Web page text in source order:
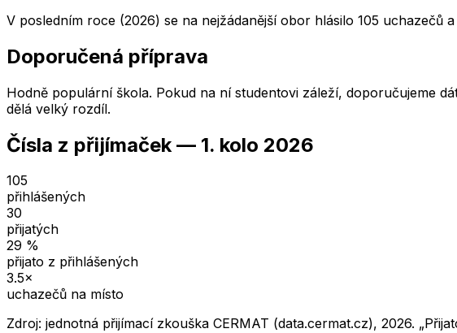
V posledním roce (2026) se na nejžádanější obor hlásilo 105
Doporučená příprava
Hodně populární škola. Pokud na ní studentovi záleží, doporučujeme
dělá velký rozdíl.
Čísla z přijímaček — 1. kolo 2026
105
přihlášených
30
přijatých
29 %
přijato z přihlášených
3.5×
uchazečů na místo
Zdroj: jednotná přijímací zkouška CERMAT (data.cermat.cz), 2026.